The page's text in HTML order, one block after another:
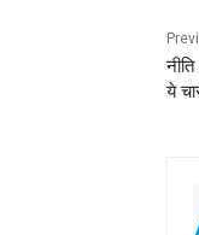
ये